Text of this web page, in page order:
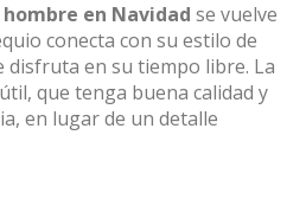
en Navidad se vuelve
conecta con su estilo de
disfruta en su tiempo libre. La
que tenga buena calidad y
en lugar de un detalle